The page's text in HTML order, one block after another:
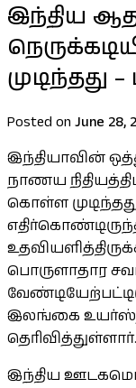
இந்திய
Posted on June 28,
இந்தியாவின்
நாணய
கொள்ள
பொருளாதார
இலங்கை
தெரிவித்துள்ளார்.
இந்திய